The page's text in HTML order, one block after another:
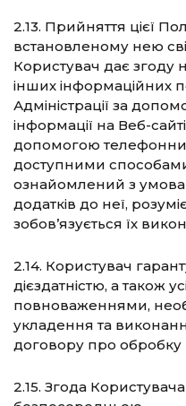
2.13. Прийняття цієї
встановленому нею
Користувач дає згоду
інших інформаційних
Адміністрації за
інформації на Веб-
допомогою
доступними
ознайомлений з
додатків до неї,
зобов’язується їх
2.14. Користувач
дієздатністю, а також
повноваженнями,
укладення та
договору про
2.15. Згода